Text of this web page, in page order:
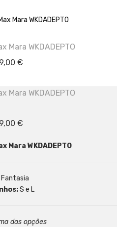
Mara WKDADEPTO
€
Mara WKDADEPTO
€
Mara WKDADEPTO
Fantasia
S e L
das opções